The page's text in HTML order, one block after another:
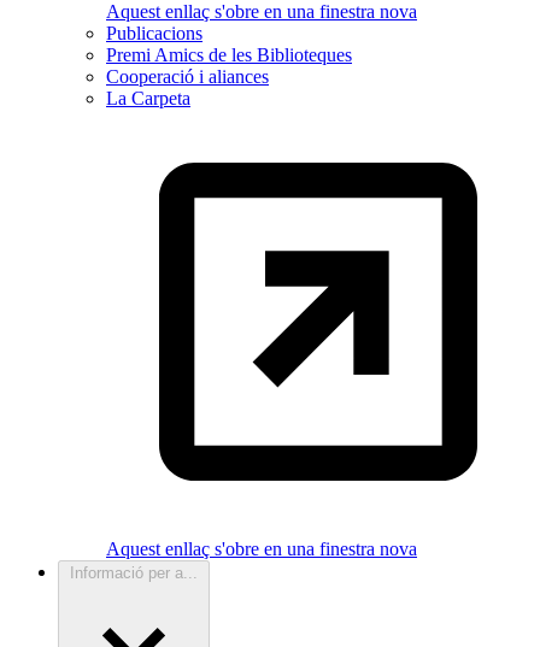
Aquest enllaç s'obre en una finestra nova
Publicacions
Premi Amics de les Biblioteques
Cooperació i aliances
La Carpeta
Aquest enllaç s'obre en una finestra nova
Informació per a...